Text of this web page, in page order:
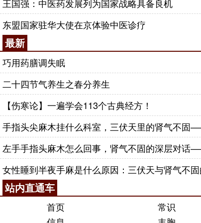
王国强：中医药发展列为国家战略具备良机
东盟国家驻华大使在京体验中医诊疗
最新
巧用药膳调失眠
二十四节气养生之春分养生
【伤寒论】一遍学会113个古典经方！
手指头尖麻木挂什么科室，三伏天里的肾气不固
左手手指头麻木怎么回事，肾气不固的深层对话
女性睡到半夜手麻是什么原因：三伏天与肾气不
站内直通车
首页 常识